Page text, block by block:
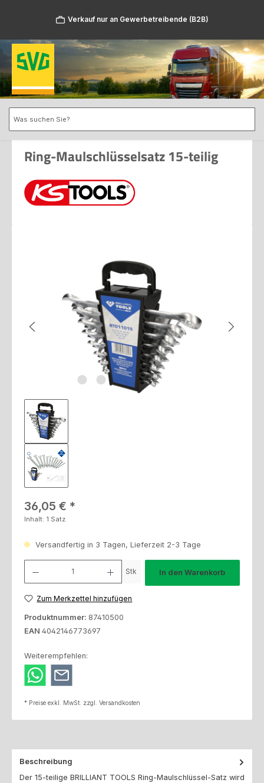
Verkauf nur an Gewerbetreibende (B2B)
Ring-Maulschlüsselsatz 15-teilig
Bildergalerie überspringen
Regulärer Preis:
36,05 €
Inhalt: 1 Satz
Versandfertig in 3 Tagen, Lieferzeit 2-3 Tage
Stk In den Warenkorb
Zum Merkzettel hinzufügen
Produktnummer: 87410500
EAN 4042146773697
Weiterempfehlen:
* Preise exkl. MwSt. zzgl. Versandkosten
Beschreibung
Der 15-teilige BRILLIANT TOOLS Ring-Maulschlüssel-Satz wird